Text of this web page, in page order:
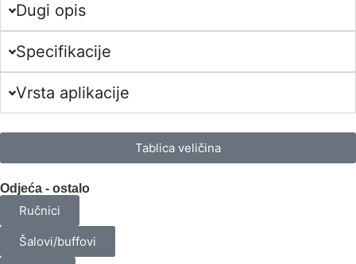
Dugi opis
Specifikacije
Vrsta aplikacije
Tablica veličina
Odjeća - ostalo
Ručnici
Šalovi/buffovi